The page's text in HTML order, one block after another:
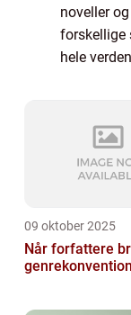
noveller
forskellige
hele
09 oktober 2025
Når forfattere